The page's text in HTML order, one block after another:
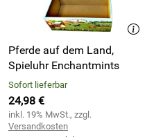
Pferde auf dem Land,
Spieluhr Enchantmints
Sofort lieferbar
24,98 €
inkl. 19% MwSt., zzgl.
Versandkosten